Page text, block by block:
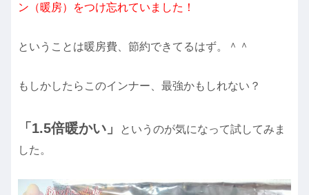
ン（暖房）をつけ忘れていました！
ということは暖房費、節約できてるはず。＾＾
もしかしたらこのインナー、最強かもしれない？
「1.5倍暖かい」
というのが気になって試してみま
した。